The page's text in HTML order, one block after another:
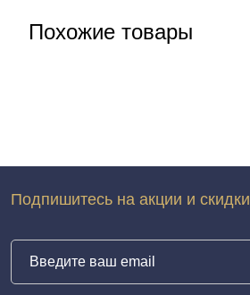
Похожие товары
Подпишитесь на акции и скидки